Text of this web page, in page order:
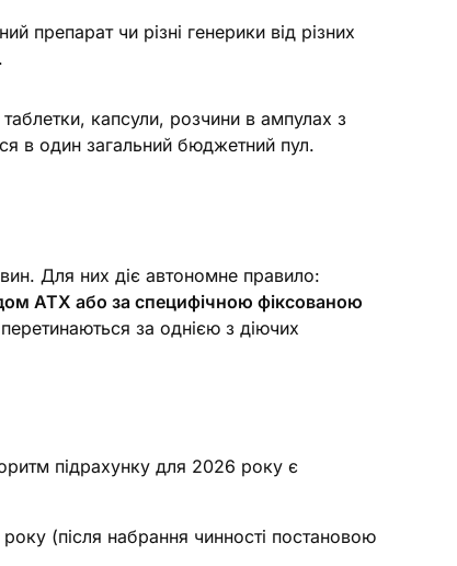
препарат чи різні генерики від різних
таблетки, капсули, розчини в ампулах з
в один загальний бюджетний пул.
Для них діє автономне правило:
АТХ або за специфічною фіксованою
за однією з діючих
підрахунку для 2026 року є
(після набрання чинності постановою